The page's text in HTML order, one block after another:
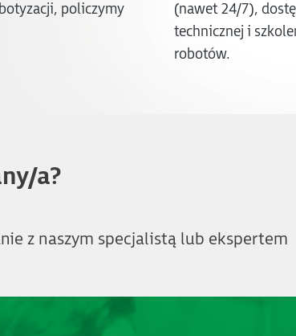
policzymy
(nawet 24/7),
technicznej i
robotów.
a?
z naszym specjalistą lub ekspertem